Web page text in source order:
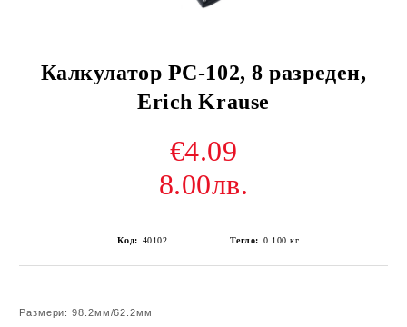
Калкулатор РС-102, 8 разреден,
Erich Krause
€4.09
8.00лв.
Код: 40102 Тегло: 0.100 кг
Размери: 98.2мм/62.2мм